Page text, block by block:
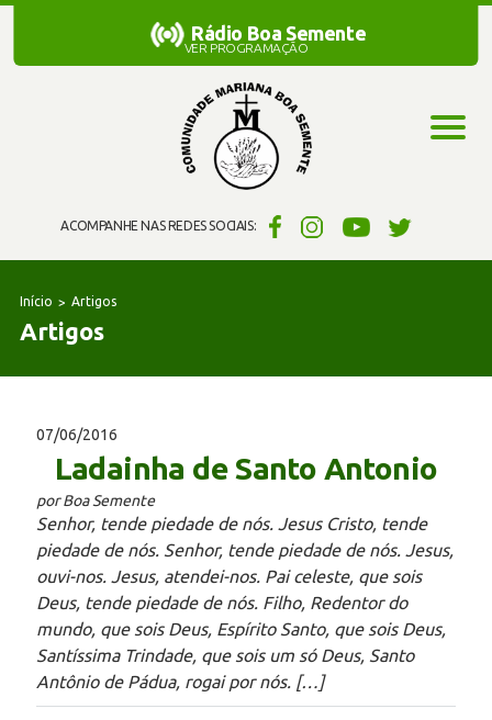
ACOMPANHE NAS REDES SOCIAIS:
Rádio Boa Semente
Rádio Boa Semente
VER PROGRAMAÇÃO
Início Artigos
Artigos
07/06/2016
Ladainha de Santo Antonio
por Boa Semente
Senhor, tende piedade de nós. Jesus Cristo, tende
piedade de nós. Senhor, tende piedade de nós. Jesus,
ouvi-nos. Jesus, atendei-nos. Pai celeste, que sois
Deus, tende piedade de nós. Filho, Redentor do
mundo, que sois Deus, Espírito Santo, que sois Deus,
Santíssima Trindade, que sois um só Deus, Santo
Antônio de Pádua, rogai por nós. […]